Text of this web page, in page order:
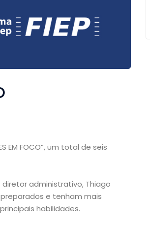
EM FOCO”, um total de seis
diretor administrativo, Thiago
e tenham mais
habilidades.